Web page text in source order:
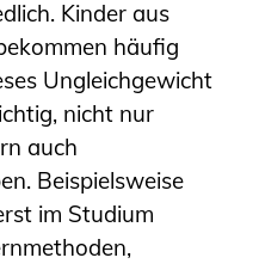
Kinder aus
häufig
Ungleichgewicht
nicht nur
auch
Beispielsweise
im Studium